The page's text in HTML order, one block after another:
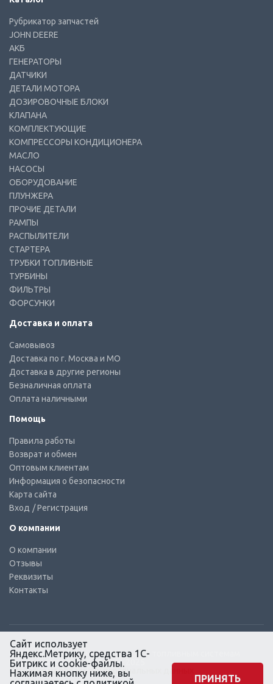
Рубрикатор запчастей
JOHN DEERE
АКБ
ГЕНЕРАТОРЫ
ДАТЧИКИ
ДЕТАЛИ МОТОРА
ДОЗИРОВОЧНЫЕ БЛОКИ
КЛАПАНА
КОМПЛЕКТУЮЩИЕ
КОМПРЕССОРЫ КОНДИЦИОНЕРА
МАСЛО
НАСОСЫ
ОБОРУДОВАНИЕ
ПЛУНЖЕРА
ПРОЧИЕ ДЕТАЛИ
РАМПЫ
РАСПЫЛИТЕЛИ
СТАРТЕРА
ТРУБКИ ТОПЛИВНЫЕ
ТУРБИНЫ
ФИЛЬТРЫ
ФОРСУНКИ
Доставка и оплата
Самовывоз
Доставка по г. Москва и МО
Доставка в другие регионы
Безналичная оплата
Оплата наличными
Помощь
Правила работы
Возврат и обмен
Оптовым клиентам
Информация о безопасности
Карта сайта
Вход / Регистрация
О компании
О компании
Отзывы
Реквизиты
Контакты
© КТС-Дизель – Комплектующие к топливным системам
Все права защищены, 2003 – 2025
Согласие на обработку персональных данных
Сайт использует
Яндекс.Метрику, средства 1С-
Битрикс и cookie-файлы.
Нажимая кнопку ниже, вы
ПРИНЯТЬ